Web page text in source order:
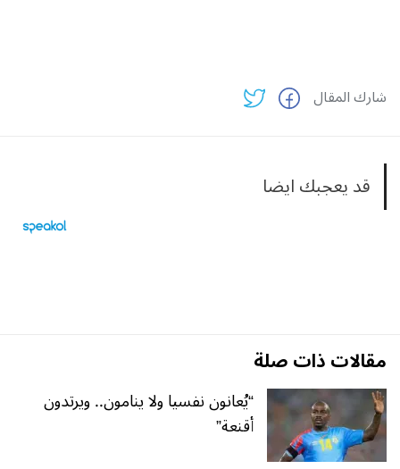
شارك المقال
قد يعجبك ايضا
مقالات ذات صلة
“يُعانون نفسيا ولا ينامون.. ويرتدون
أقنعة”